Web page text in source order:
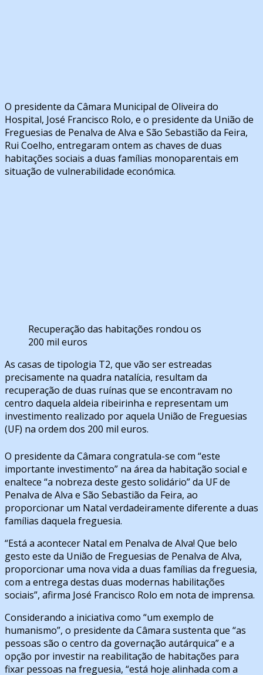
O presidente da Câmara Municipal de Oliveira do
Hospital, José Francisco Rolo, e o presidente da União de
Freguesias de Penalva de Alva e São Sebastião da Feira,
Rui Coelho, entregaram ontem as chaves de duas
habitações sociais a duas famílias monoparentais em
situação de vulnerabilidade económica.
Recuperação das habitações rondou os
200 mil euros
As casas de tipologia T2, que vão ser estreadas
precisamente na quadra natalícia, resultam da
recuperação de duas ruínas que se encontravam no
centro daquela aldeia ribeirinha e representam um
investimento realizado por aquela União de Freguesias
(UF) na ordem dos 200 mil euros.
O presidente da Câmara congratula-se com “este
importante investimento” na área da habitação social e
enaltece “a nobreza deste gesto solidário” da UF de
Penalva de Alva e São Sebastião da Feira, ao
proporcionar um Natal verdadeiramente diferente a duas
famílias daquela freguesia.
“Está a acontecer Natal em Penalva de Alva! Que belo
gesto este da União de Freguesias de Penalva de Alva,
proporcionar uma nova vida a duas famílias da freguesia,
com a entrega destas duas modernas habilitações
sociais”, afirma José Francisco Rolo em nota de imprensa.
Considerando a iniciativa como “um exemplo de
humanismo”, o presidente da Câmara sustenta que “as
pessoas são o centro da governação autárquica” e a
opção por investir na reabilitação de habitações para
fixar pessoas na freguesia, “está hoje alinhada com a